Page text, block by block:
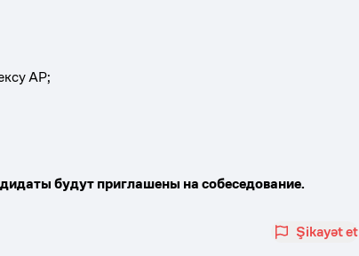
АР;
будут приглашены на собеседование.
Şikayət et